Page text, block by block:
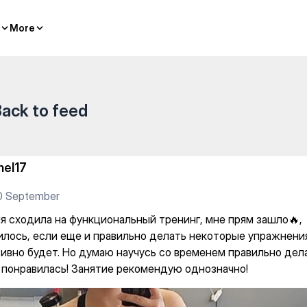
More
More
to feed
September
сходила на функциональный тренинг, мне прям зашло🔥,
если еще и правильно делать некоторые
будет. Но думаю научусь со временем правильно
Занятие рекомендую однозначно!